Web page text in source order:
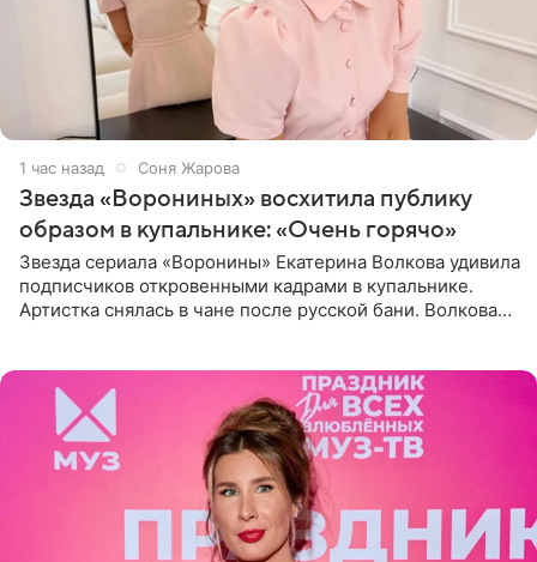
1 час назад Соня Жарова
Звезда «Ворониных» восхитила публику
образом в купальнике: «Очень горячо»
Звезда сериала «Воронины» Екатерина Волкова удивила
подписчиков откровенными кадрами в купальнике.
Артистка снялась в чане после русской бани. Волкова